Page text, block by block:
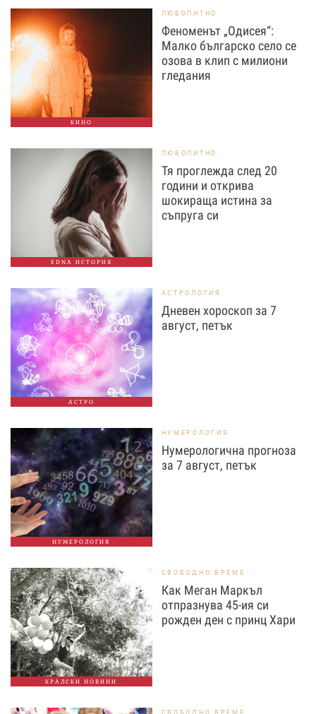
КИНО
ЛЮБОПИТНО
Феноменът „Одисея“:
Малко българско село се
озова в клип с милиони
гледания
EDNA ИСТОРИЯ
ЛЮБОПИТНО
Тя проглежда след 20
години и открива
шокираща истина за
съпруга си
АСТРО
АСТРОЛОГИЯ
Дневен хороскоп за 7
август, петък
НУМЕРОЛОГИЯ
НУМЕРОЛОГИЯ
Нумерологична прогноза
за 7 август, петък
КРАЛСКИ НОВИНИ
СВОБОДНО ВРЕМЕ
Как Меган Маркъл
отпразнува 45-ия си
рожден ден с принц Хари